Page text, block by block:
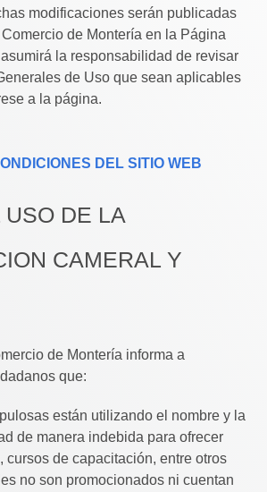
modificaciones serán publicadas
de Montería en la Página
la responsabilidad de revisar
de Uso que sean aplicables
a la página.
DEL SITIO WEB
DE LA
CAMERAL Y
de Montería informa a
que:
están utilizando el nombre y la
de manera indebida para ofrecer
cursos de capacitación, entre otros
no son promocionados ni cuentan